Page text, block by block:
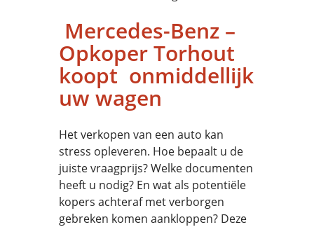
Mercedes-Benz –
Opkoper Torhout
koopt onmiddellijk
uw wagen
Het verkopen van een auto kan
stress opleveren. Hoe bepaalt u de
juiste vraagprijs? Welke documenten
heeft u nodig? En wat als potentiële
kopers achteraf met verborgen
gebreken komen aankloppen? Deze